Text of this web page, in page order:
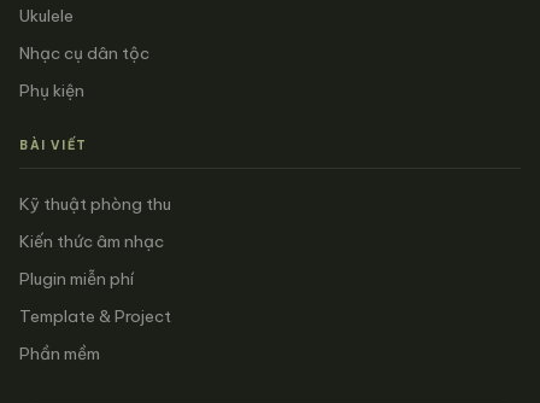
Ukulele
Nhạc cụ dân tộc
Phụ kiện
BÀI VIẾT
Kỹ thuật phòng thu
Kiến thức âm nhạc
Plugin miễn phí
Template & Project
Phần mềm